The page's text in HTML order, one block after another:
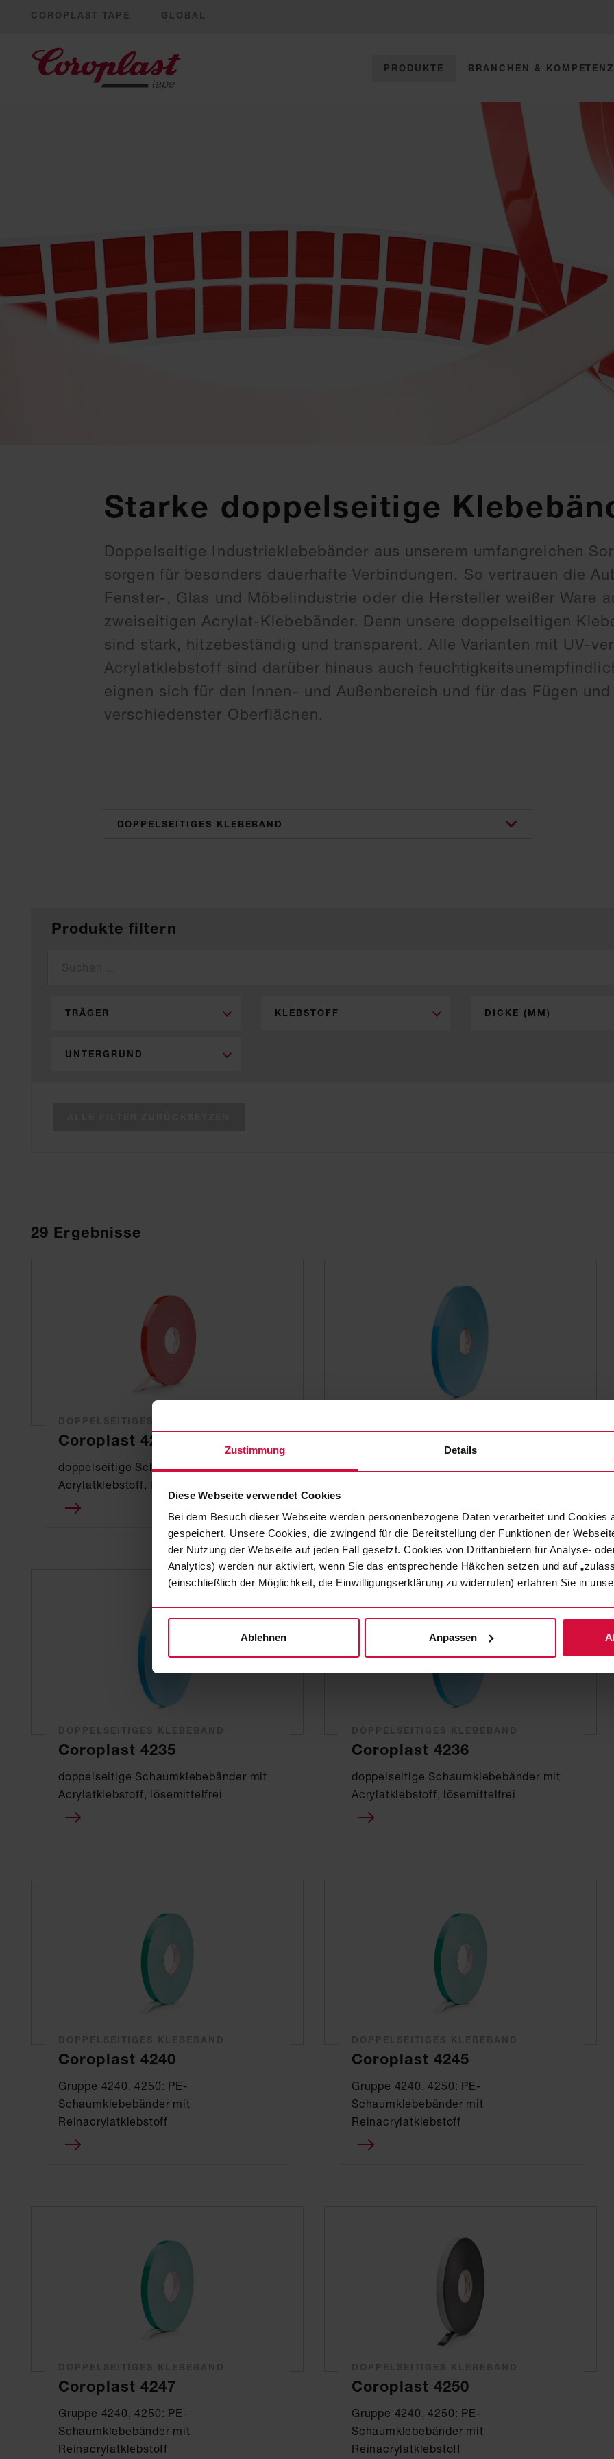
Zustimmung Details
Diese Webseite verwendet Cookies
Bei dem Besuch dieser Webseite werden personenbezogene Daten verarbeitet und Cookies
gespeichert. Unsere Cookies, die zwingend für die Bereitstellung der Funktionen der
der Nutzung der Webseite auf jeden Fall gesetzt. Cookies von Drittanbietern für Analyse-
Analytics) werden nur aktiviert, wenn Sie das entsprechende Häkchen setzen und auf
(einschließlich der Möglichkeit, die Einwilligungserklärung zu widerrufen) erfahren Sie in
Ablehnen Anpassen
COROPLAST TAPE GLOBAL
PRODUKTE BRANCHEN &
Starke doppelseitige
Doppelseitige Industrieklebebänder aus unserem umfangreichen
sorgen für besonders dauerhafte Verbindungen. So vertrauen die
Fenster-, Glas und Möbelindustrie oder die Hersteller weißer Ware
zweiseitigen Acrylat-Klebebänder. Denn unsere doppelseitigen
sind stark, hitzebeständig und transparent. Alle Varianten mit UV-
Acrylatklebstoff sind darüber hinaus auch
eignen sich für den Innen- und Außenbereich und für das Fügen und
verschiedenster Oberflächen.
categories
Produkte filtern
TRÄGER KLEBSTOFF DICKE (MM)
UNTERGRUND
29 Ergebnisse
Coroplast 4218 F
doppelseitige Schaumklebebänder mit
Acrylatklebstoff, lösemittelfrei
doppelseitige Schaumklebebänder mit
Coroplast 4235
doppelseitige Schaumklebebänder mit
Acrylatklebstoff, lösemittelfrei
Coroplast 4236
doppelseitige Schaumklebebänder mit
Acrylatklebstoff, lösemittelfrei
Coroplast 4240
Gruppe 4240, 4250: PE-
Schaumklebebänder mit
Reinacrylatklebstoff
Coroplast 4245
Gruppe 4240, 4250: PE-
Schaumklebebänder mit
Reinacrylatklebstoff
Coroplast 4247
Gruppe 4240, 4250: PE-
Schaumklebebänder mit
Reinacrylatklebstoff
Coroplast 4250
Gruppe 4240, 4250: PE-
Schaumklebebänder mit
Reinacrylatklebstoff